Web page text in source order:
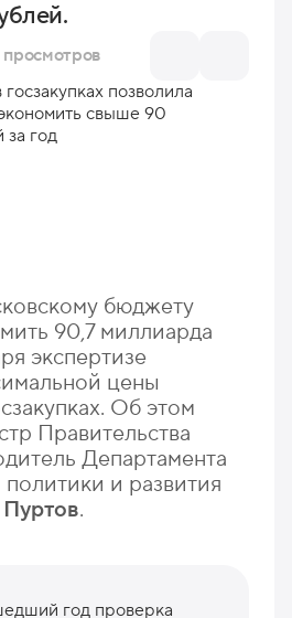
просмотров
бюджету
90,7 миллиарда
экспертизе
цены
Об этом
Правительства
Департамента
и развития
.
год проверка